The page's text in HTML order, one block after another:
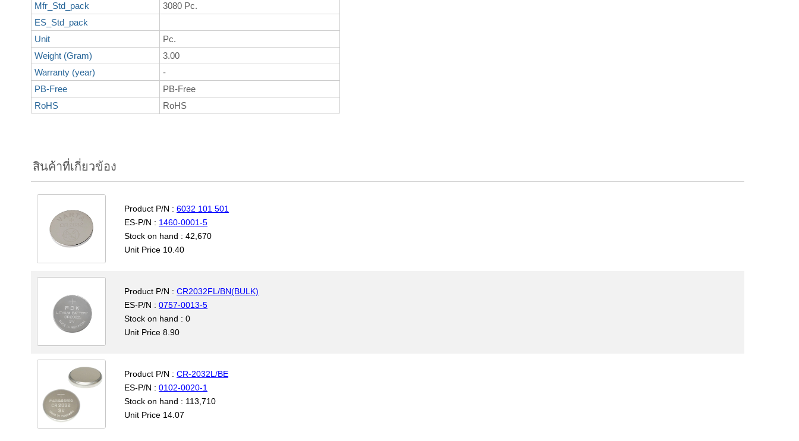
Mfr_Std_pack
3080 Pc.
ES_Std_pack
Unit
Pc.
Weight (Gram)
3.00
Warranty (year)
-
PB-Free
PB-Free
RoHS
RoHS
สินค้าที่เกี่ยวข้อง
Product P/N : 6032 101 501
ES-P/N : 1460-0001-5
Stock on hand : 42,670
Unit Price 10.40
Product P/N : CR2032FL/BN(BULK)
ES-P/N : 0757-0013-5
Stock on hand : 0
Unit Price 8.90
Product P/N : CR-2032L/BE
ES-P/N : 0102-0020-1
Stock on hand : 113,710
Unit Price 14.07